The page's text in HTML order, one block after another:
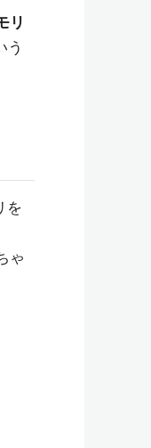
リ
う
を
ゃ